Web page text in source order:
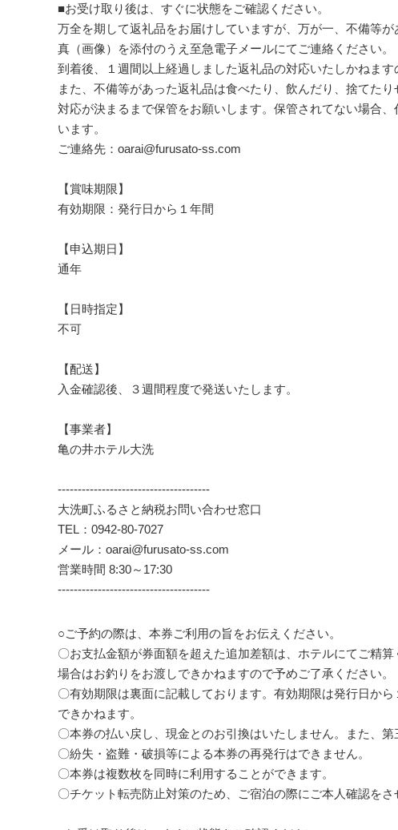
■お受け取り後は、すぐに状態をご確認ください。
万全を期して返礼品をお届けしていますが、万が一、不備等
真（画像）を添付のうえ至急電子メールにてご連絡ください。
到着後、１週間以上経過しました返礼品の対応いたしかねます
また、不備等があった返礼品は食べたり、飲んだり、捨てたり
対応が決まるまで保管をお願いします。保管されてない場合
います。
ご連絡先：oarai@furusato-ss.com
【賞味期限】
有効期限：発行日から１年間
【申込期日】
通年
【日時指定】
不可
【配送】
入金確認後、３週間程度で発送いたします。
【事業者】
亀の井ホテル大洗
--------------------------------------
大洗町ふるさと納税お問い合わせ窓口
TEL：0942-80-7027
メール：oarai@furusato-ss.com
営業時間 8:30～17:30
--------------------------------------
○ご予約の際は、本券ご利用の旨をお伝えください。
〇お支払金額が券面額を超えた追加差額は、ホテルにてご精
場合はお釣りをお渡しできかねますので予めご了承ください。
〇有効期限は裏面に記載しております。有効期限は発行日か
できかねます。
〇本券の払い戻し、現金とのお引換はいたしません。また、第
〇紛失・盗難・破損等による本券の再発行はできません。
〇本券は複数枚を同時に利用することができます。
〇チケット転売防止対策のため、ご宿泊の際にご本人確認をさ